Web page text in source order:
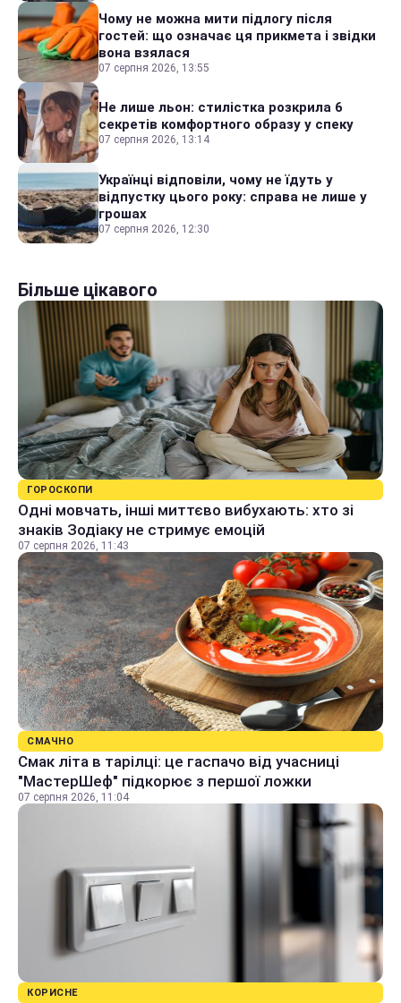
Чому не можна мити підлогу після
гостей: що означає ця прикмета і звідки
вона взялася
07 серпня 2026, 13:55
Не лише льон: стилістка розкрила 6
секретів комфортного образу у спеку
07 серпня 2026, 13:14
Українці відповіли, чому не їдуть у
відпустку цього року: справа не лише у
грошах
07 серпня 2026, 12:30
Більше цікавого
ГОРОСКОПИ
Одні мовчать, інші миттєво вибухають: хто зі
знаків Зодіаку не стримує емоцій
07 серпня 2026, 11:43
СМАЧНО
Смак літа в тарілці: це гаспачо від учасниці
"МастерШеф" підкорює з першої ложки
07 серпня 2026, 11:04
КОРИСНЕ